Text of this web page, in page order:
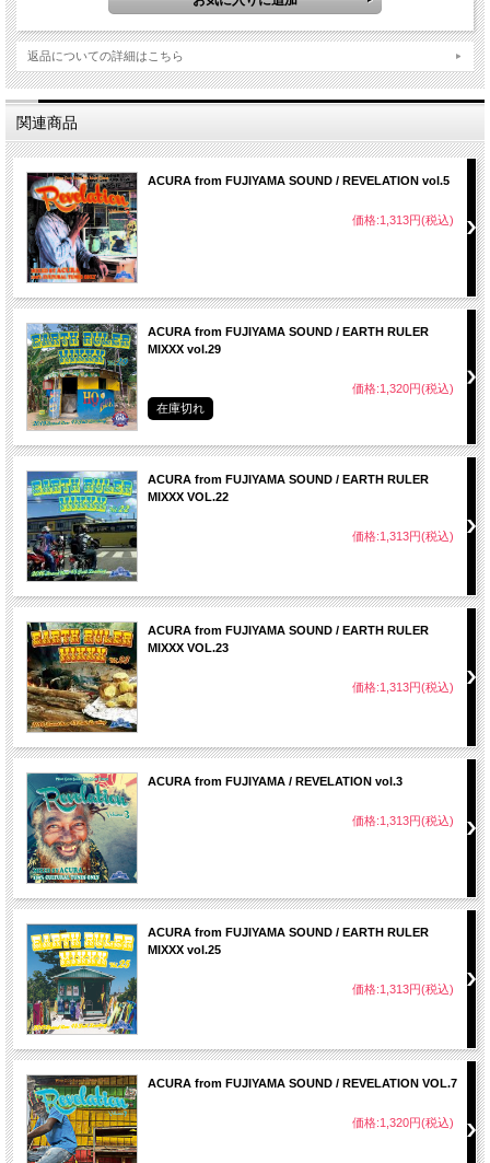
11. Rock Stone - Stephen Marley ft. Capleton & Sizzla
13. Rasta - Jah Cure
14. Move Up - Dre Island
15. Keep Holding On - Jah 9 (Dub)
16. Where I Come From - Chronixx
17. Quiet Thoughts - Foresta ft. Kabaka Pyramid & Protoje
▼Rough Road Riddim
18. Liberal Opposer - Kabaka Pyramid
19. What Is Mine Is Mine - Dre Island
20. Life Over Death - Chronixx
▼Singles
21. Cyaan Do We Nothing - Lutan Fyah ft. Chronixx
22. Bongo Nyah - Stephen Marley ft. Spragga Benz & Damian Marley
23. Rastafari Way - Dre Island
24. Imagine - Jah 9
26. Steamers A Bubble - Jah 9
▼Cultivator Riddim
27. Sweet To My Brain - Sizzla
28. Herb Defenda - Kabaka Pyramid
29. Perfect Tree - Chronixx
▼Islababad Riddim
30. Iyah Walk - Chronixx
31. World A People - Raging Fyah
32. Islababad - Addis Pablo
▼Singles
33. Alpha & Omega - Chronixx
34. How Long - Etana
35. Life Goes On - Bugle
37. Maintain - Daniel Bambaata Marley
38. Barrier - Raging Fyah
39. Positiveness - Alborosie
40. Mankind - Raging Fyah
41. Nuh Look Back - Raging Fyah
42. Stepping Out Of Babylon - Etana
返品についての詳細はこちら
関連商品
ACURA from FUJIYAMA SOUND / REVELATION vol.5
価格:1,313円(税込)
ACURA from FUJIYAMA SOUND / EARTH RULER
MIXXX vol.29
価格:1,320円(税込)
在庫切れ
ACURA from FUJIYAMA SOUND / EARTH RULER
MIXXX VOL.22
価格:1,313円(税込)
ACURA from FUJIYAMA SOUND / EARTH RULER
MIXXX VOL.23
価格:1,313円(税込)
ACURA from FUJIYAMA / REVELATION vol.3
価格:1,313円(税込)
ACURA from FUJIYAMA SOUND / EARTH RULER
MIXXX vol.25
価格:1,313円(税込)
ACURA from FUJIYAMA SOUND / REVELATION VOL.7
価格:1,320円(税込)